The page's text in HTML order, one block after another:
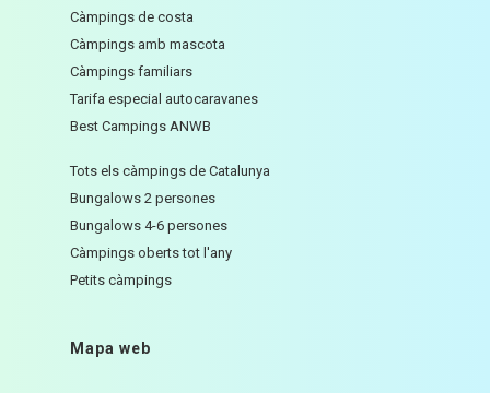
Càmpings de costa
Càmpings amb mascota
Càmpings familiars
Tarifa especial autocaravanes
Best Campings ANWB
Tots els càmpings de Catalunya
Bungalows 2 persones
Bungalows 4-6 persones
Càmpings oberts tot l'any
Petits càmpings
Mapa web